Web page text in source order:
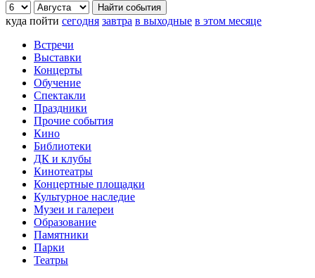
куда пойти сегодня завтра в выходные в этом месяце
Встречи
Выставки
Концерты
Обучение
Спектакли
Праздники
Прочие события
Кино
Библиотеки
ДК и клубы
Кинотеатры
Концертные площадки
Культурное наследие
Музеи и галереи
Образование
Памятники
Парки
Театры